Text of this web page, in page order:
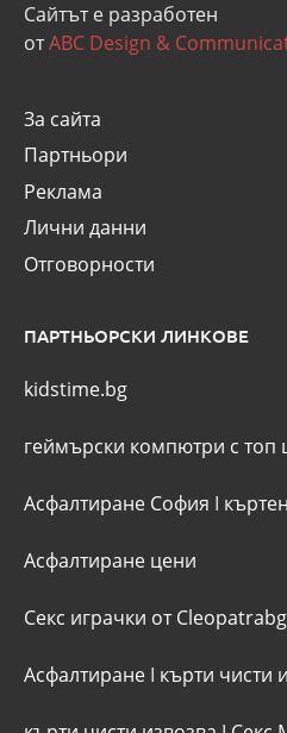
Сайтът е разработен
отABC Design &
За сайта
Партньори
Реклама
Лични данни
Отговорности
ПАРТНЬОРСКИ ЛИНКОВЕ
kidstime.bg
геймърски компютри с топ
Асфалтиране София I
Асфалтиране цени
Секс играчки от
Асфалтиране I кърти чисти